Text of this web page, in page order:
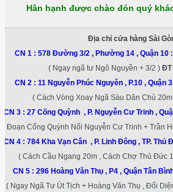
Hân hạnh được chào đón quý
Địa chỉ cửa hàng Sài
CN 1 : 578 Đường 3/2 , Phường 14 , Quận 10:
( Ngay ngã tư Ngô Nguyền + 3/2 ) ĐT
CN 2 : 11 Nguyễn Phúc Nguyên , P.10 , Quận 3
( Cách Vòng Xoay Ngã Sáu Dân Chủ
CN 3 : 27 Cống Quỳnh , P. Nguyễn Cư Trinh ,
( Đoạn Cống Quỳnh Nối Nguyễn Cư Trinh + Trần
CN 4 : 784 Kha Vạn Cân , P. Linh Đông , TP. Thủ
( Cách Cầu Ngang 20m , Cách Chợ Thủ Đức
CN 5 : 296 Hoàng Văn Thụ , P4 , Quận Tân
( Ngay Ngã Tư Út Tịch + Hoàng Văn Thụ , Đối